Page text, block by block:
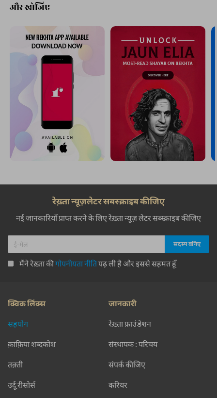
और खोजिए
रेख़्ता न्यूज़लेटर सबस्क्राइब कीजिए
नई जानकारियाँ प्राप्त करने के लिए रेख़्ता न्यूज़ लेटर सब्स्क्राइब कीजिए
मैंने रेख़्ता कीगोपनीयता नीतिपढ़ ली है और इससे सहमत हूँ
क्विक लिंक्स
सहयोग
क़ाफ़िया शब्दकोश
तक़्ती
उर्दू रीसोर्स
जानकारी
रेख़्ता फ़ाउंडेशन
संस्थापक : परिचय
संपर्क कीजिए
करियर